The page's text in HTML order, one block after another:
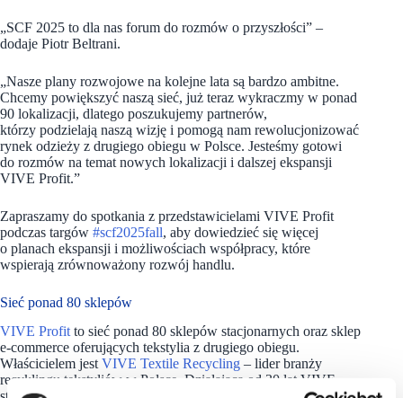
„SCF 2025 to dla nas forum do rozmów o przyszłości” –
dodaje Piotr Beltrani.
„Nasze plany rozwojowe na kolejne lata są bardzo ambitne.
Chcemy powiększyć naszą sieć, już teraz wykraczmy w ponad
90 lokalizacji, dlatego poszukujemy partnerów,
którzy podzielają naszą wizję i pomogą nam rewolucjonizować
rynek odzieży z drugiego obiegu w Polsce. Jesteśmy gotowi
do rozmów na temat nowych lokalizacji i dalszej ekspansji
VIVE Profit.”
Zapraszamy do spotkania z przedstawicielami VIVE Profit
podczas targów #scf2025fall, aby dowiedzieć się więcej
o planach ekspansji i możliwościach współpracy, które
wspierają zrównoważony rozwój handlu.
Sieć ponad 80 sklepów
VIVE Profit to sieć ponad 80 sklepów stacjonarnych oraz sklep
e-commerce oferujących tekstylia z drugiego obiegu.
Właścicielem jest VIVE Textile Recycling – lider branży
recyklingu tekstyliów w Polsce. Działająca od 30 lat VIVE